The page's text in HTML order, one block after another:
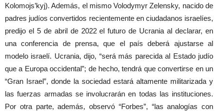
Kolomojs’kyj). Además, el mismo Volodymyr Zelensky, nacido de
padres judíos convertidos recientemente en ciudadanos israelíes,
predijo el 5 de abril de 2022 el futuro de Ucrania al declarar, en
una conferencia de prensa, que el país deberá ajustarse al
modelo israelí. Ucrania, dijo, “será más parecida al Estado judío
que a Europa occidental”; de hecho, tendrá que convertirse en un
“Gran Israel”, donde la sociedad estará altamente militarizada y
las fuerzas armadas se involucrarán en todas las instituciones.
Por otra parte, además, observó “Forbes”, “las analogías con